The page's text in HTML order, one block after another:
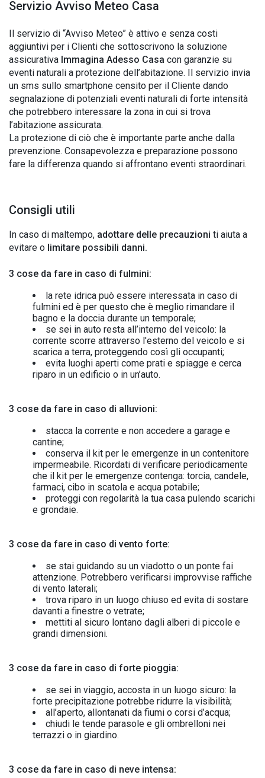
Servizio Avviso Meteo Casa
Il servizio di “Avviso Meteo” è attivo e senza costi
aggiuntivi per i Clienti che sottoscrivono la soluzione
assicurativa Immagina Adesso Casa con garanzie su
eventi naturali a protezione dell’abitazione. Il servizio invia
un sms sullo smartphone censito per il Cliente dando
segnalazione di potenziali eventi naturali di forte intensità
che potrebbero interessare la zona in cui si trova
l’abitazione assicurata.
La protezione di ciò che è importante parte anche dalla
prevenzione. Consapevolezza e preparazione possono
fare la differenza quando si affrontano eventi straordinari.
Consigli utili
In caso di maltempo, adottare delle precauzioni ti aiuta a
evitare o limitare possibili danni.
3 cose da fare in caso di fulmini:
la rete idrica può essere interessata in caso di
fulmini ed è per questo che è meglio rimandare il
bagno e la doccia durante un temporale;
se sei in auto resta all’interno del veicolo: la
corrente scorre attraverso l'esterno del veicolo e si
scarica a terra, proteggendo così gli occupanti;
evita luoghi aperti come prati e spiagge e cerca
riparo in un edificio o in un’auto.
3 cose da fare in caso di alluvioni:
stacca la corrente e non accedere a garage e
cantine;
conserva il kit per le emergenze in un contenitore
impermeabile. Ricordati di verificare periodicamente
che il kit per le emergenze contenga: torcia, candele,
farmaci, cibo in scatola e acqua potabile;
proteggi con regolarità la tua casa pulendo scarichi
e grondaie.
3 cose da fare in caso di vento forte:
se stai guidando su un viadotto o un ponte fai
attenzione. Potrebbero verificarsi improvvise raffiche
di vento laterali;
trova riparo in un luogo chiuso ed evita di sostare
davanti a finestre o vetrate;
mettiti al sicuro lontano dagli alberi di piccole e
grandi dimensioni.
3 cose da fare in caso di forte pioggia:
se sei in viaggio, accosta in un luogo sicuro: la
forte precipitazione potrebbe ridurre la visibilità;
all’aperto, allontanati da fiumi o corsi d’acqua;
chiudi le tende parasole e gli ombrelloni nei
terrazzi o in giardino.
3 cose da fare in caso di neve intensa: